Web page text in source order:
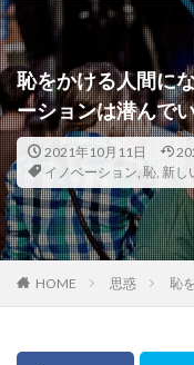
恥をかける人間に
ーションは潜んで
2021年10月11日
イノベーション, 恥, 新し
HOME 思惑 恥